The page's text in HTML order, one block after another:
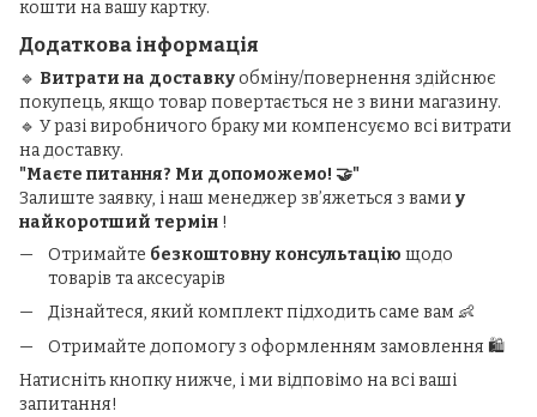
кошти на вашу картку.
Додаткова інформація
🔹 Витрати на доставкуобміну/повернення здійснює
покупець, якщо товар повертається не з вини магазину.
🔹 У разі виробничого браку ми компенсуємо всі витрати
на доставку.
"Маєте питання? Ми допоможемо! 🤝"
Залиште заявку, і наш менеджер зв’яжеться з вами у
найкоротший термін !
Отримайте безкоштовну консультацію щодо
товарів та аксесуарів
Дізнайтеся, який комплект підходить саме вам 👶
Отримайте допомогу з оформленням замовлення 🛍️
Натисніть кнопку нижче, і ми відповімо на всі ваші
запитання!